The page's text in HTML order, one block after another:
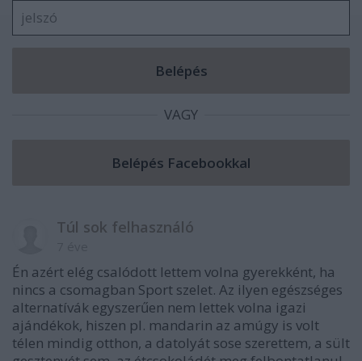
VAGY
Túl sok felhasználó
Én azért elég csalódott lettem volna gyerekként, ha
nincs a csomagban Sport szelet. Az ilyen egészséges
alternatívák egyszerűen nem lettek volna igazi
ajándékok, hiszen pl. mandarin az amúgy is volt
télen mindig otthon, a datolyát sose szerettem, a sült